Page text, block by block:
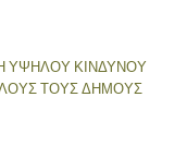
ΥΨΗΛΟΥ ΚΙΝΔΥΝΟΥ
ΤΟΥΣ ΔΗΜΟΥΣ